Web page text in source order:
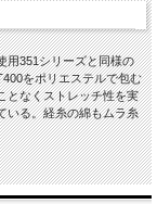
用351シリーズと同様の
をポリエステルで包む
となくストレッチ性を実
いる。経糸の綿もムラ糸